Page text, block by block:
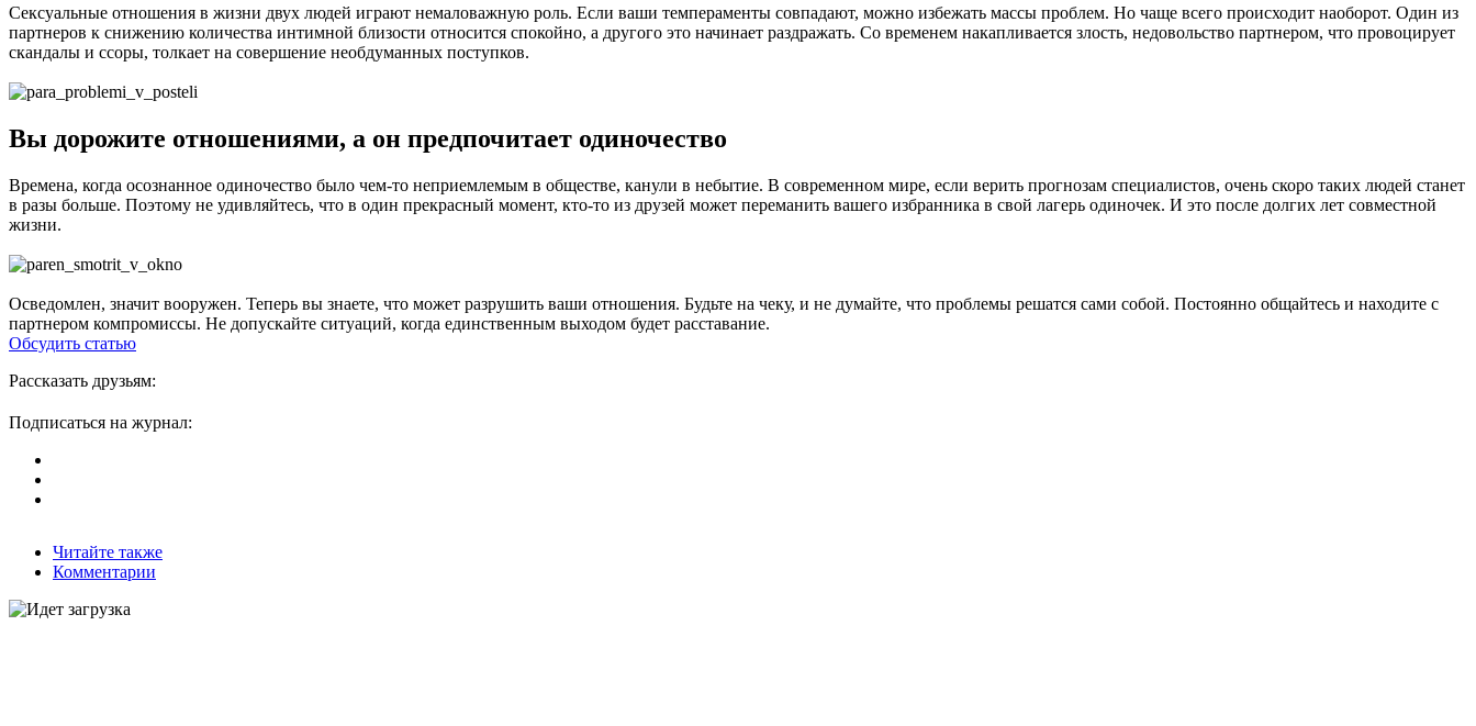
Сексуальные отношения в жизни двух людей играют немаловажную роль. Если ваши темпераменты совпадают, можно избежать массы проблем. Но чаще всего происходит наоборот. Один из
партнеров к снижению количества интимной близости относится спокойно, а другого это начинает раздражать. Со временем накапливается злость, недовольство партнером, что провоцирует
скандалы и ссоры, толкает на совершение необдуманных поступков.
Вы дорожите отношениями, а он предпочитает одиночество
Времена, когда осознанное одиночество было чем-то неприемлемым в обществе, канули в небытие. В современном мире, если верить прогнозам специалистов, очень скоро таких людей станет
в разы больше. Поэтому не удивляйтесь, что в один прекрасный момент, кто-то из друзей может переманить вашего избранника в свой лагерь одиночек. И это после долгих лет совместной
жизни.
Осведомлен, значит вооружен. Теперь вы знаете, что может разрушить ваши отношения. Будьте на чеку, и не думайте, что проблемы решатся сами собой. Постоянно общайтесь и находите с
партнером компромиссы. Не допускайте ситуаций, когда единственным выходом будет расставание.
Обсудить статью
Рассказать друзьям:
Подписаться на журнал:
Читайте также
Комментарии